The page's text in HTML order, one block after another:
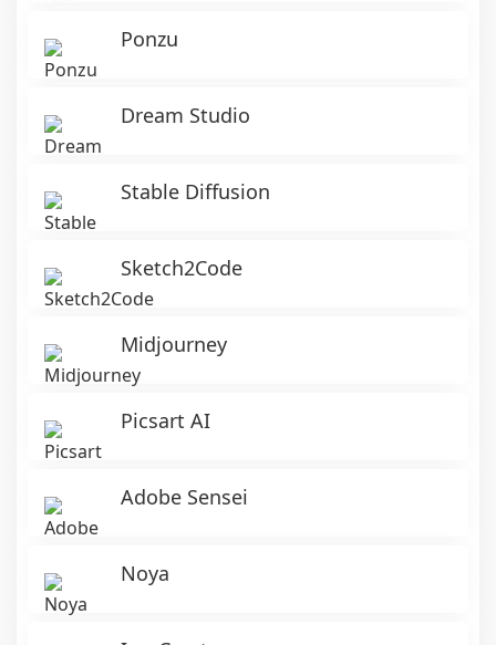
Ponzu
Dream Studio
Stable Diffusion
Sketch2Code
Midjourney
Picsart AI
Adobe Sensei
Noya